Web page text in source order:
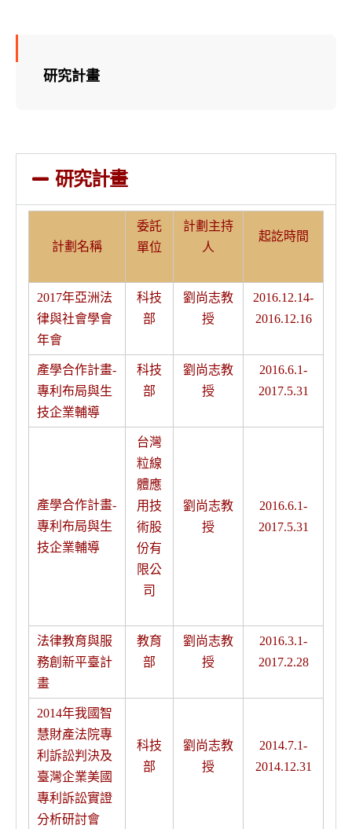
研究計畫
研究計畫
計劃名稱
委託
單位
計劃主持
人
起訖時間
2017年亞洲法
律與社會學會
年會
科技
部
劉尚志教
授
2016.12.14-
2016.12.16
產學合作計畫-
專利布局與生
技企業輔導
科技
部
劉尚志教
授
2016.6.1-
2017.5.31
產學合作計畫-
專利布局與生
技企業輔導
台灣
粒線
體應
用技
術股
份有
限公
司
劉尚志教
授
2016.6.1-
2017.5.31
法律教育與服
務創新平臺計
畫
教育
部
劉尚志教
授
2016.3.1-
2017.2.28
2014年我國智
慧財產法院專
利訴訟判決及
臺灣企業美國
專利訴訟實證
分析研討會
科技
部
劉尚志教
授
2014.7.1-
2014.12.31